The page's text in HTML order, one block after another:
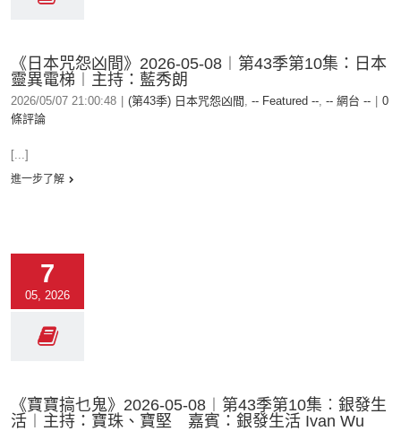
《日本咒怨凶間》2026-05-08︱第43季第10集：日本
靈異電梯︱主持：藍秀朗
2026/05/07 21:00:48 (第43季) 日本咒怨凶間 , -- Featured --, -- 網台 --
0
條評論
[...]
進一步了解
7
05, 2026
《寶寶搞乜鬼》2026-05-08︱第43季第10集︰銀發生
活︱主持：寶珠、寶堅 嘉賓：銀發生活 Ivan Wu